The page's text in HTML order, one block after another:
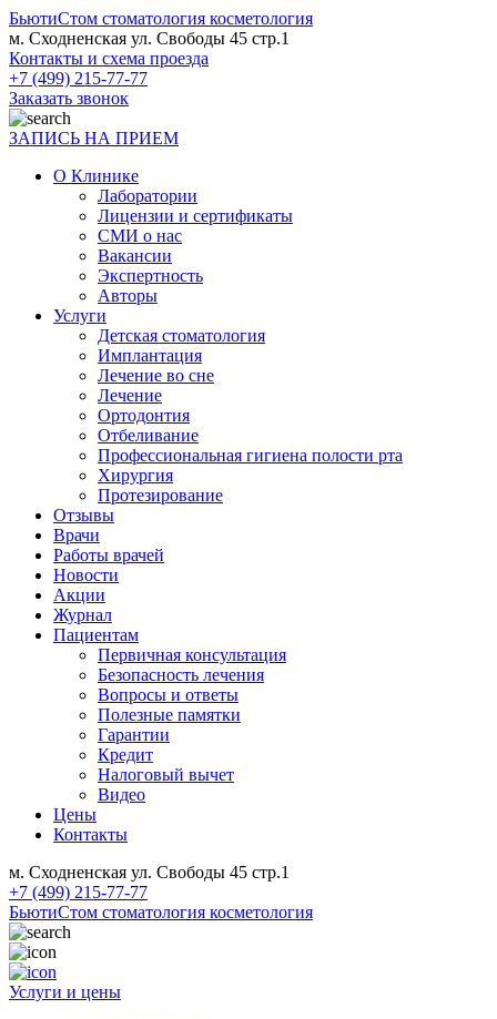
БьютиСтом стоматология косметология
м. Сходненская ул. Свободы 45 стр.1
Контакты и схема проезда
+7 (499) 215-77-77
Заказать звонок
ЗАПИСЬ НА ПРИЕМ
О Клинике
Лаборатории
Лицензии и сертификаты
СМИ о нас
Вакансии
Экспертность
Авторы
Услуги
Детская стоматология
Имплантация
Лечение во сне
Лечение
Ортодонтия
Отбеливание
Профессиональная гигиена полости рта
Хирургия
Протезирование
Отзывы
Врачи
Работы врачей
Новости
Акции
Журнал
Пациентам
Первичная консультация
Безопасность лечения
Вопросы и ответы
Полезные памятки
Гарантии
Кредит
Налоговый вычет
Видео
Цены
Контакты
м. Сходненская ул. Свободы 45 стр.1
+7 (499) 215-77-77
БьютиСтом стоматология косметология
Услуги и цены